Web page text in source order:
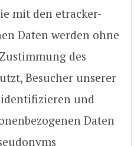
mit den etracker-
Daten werden ohne
des
Besucher unserer
und
Daten